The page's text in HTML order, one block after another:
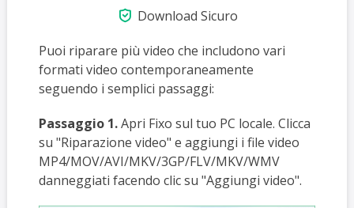
 Download Sicuro
Puoi riparare più video che includono vari
formati video contemporaneamente
seguendo i semplici passaggi:
Passaggio 1.Apri Fixo sul tuo PC locale. Clicca
su "Riparazione video" e aggiungi i file video
MP4/MOV/AVI/MKV/3GP/FLV/MKV/WMV
danneggiati facendo clic su "Aggiungi video".